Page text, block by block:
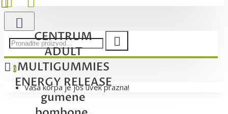
0
Vaša korpa je još uvek prazna!
CENTRUM
ADULT
MULTIGUMMIES
ENERGY RELEASE
gumene